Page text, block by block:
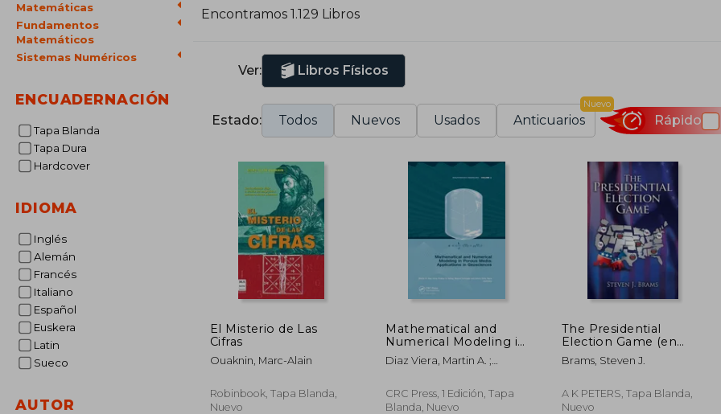
Matemáticas
Fundamentos
Matemáticos
Sistemas Numéricos
ENCUADERNACIÓN
Tapa Blanda
Tapa Dura
Hardcover
IDIOMA
Inglés
Alemán
Francés
Italiano
Español
Euskera
Latin
Sueco
AUTOR
Encontramos 1.129 Libros
Ver: Libros Físicos
Estado: Todos Nuevos Usados Anticuarios
Nuevo
Rápido
El Misterio de Las
Cifras
Ouaknin, Marc-Alain
Robinbook, Tapa Blanda,
Nuevo
Mathematical and
Numerical Modeling in
Porous Media:
Applications in
Inglés)
Diaz Viera, Martin A. ;
Manuel
CRC Press, 1 Edición, Tapa
Blanda, Nuevo
The Presidential
Election Game (en
Inglés)
Brams, Steven J.
A K PETERS, Tapa Blanda,
Nuevo